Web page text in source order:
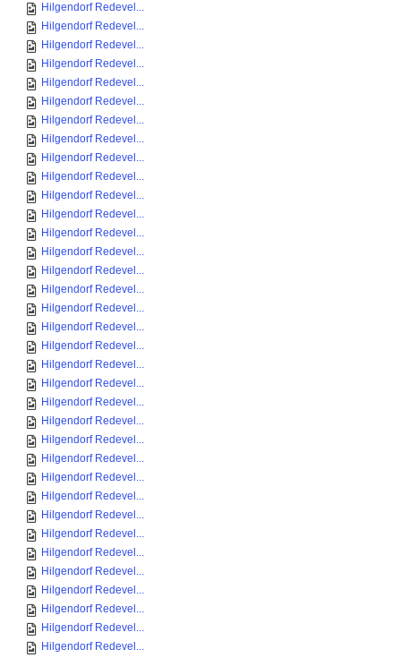
Hilgendorf Redevel...
Hilgendorf Redevel...
Hilgendorf Redevel...
Hilgendorf Redevel...
Hilgendorf Redevel...
Hilgendorf Redevel...
Hilgendorf Redevel...
Hilgendorf Redevel...
Hilgendorf Redevel...
Hilgendorf Redevel...
Hilgendorf Redevel...
Hilgendorf Redevel...
Hilgendorf Redevel...
Hilgendorf Redevel...
Hilgendorf Redevel...
Hilgendorf Redevel...
Hilgendorf Redevel...
Hilgendorf Redevel...
Hilgendorf Redevel...
Hilgendorf Redevel...
Hilgendorf Redevel...
Hilgendorf Redevel...
Hilgendorf Redevel...
Hilgendorf Redevel...
Hilgendorf Redevel...
Hilgendorf Redevel...
Hilgendorf Redevel...
Hilgendorf Redevel...
Hilgendorf Redevel...
Hilgendorf Redevel...
Hilgendorf Redevel...
Hilgendorf Redevel...
Hilgendorf Redevel...
Hilgendorf Redevel...
Hilgendorf Redevel...